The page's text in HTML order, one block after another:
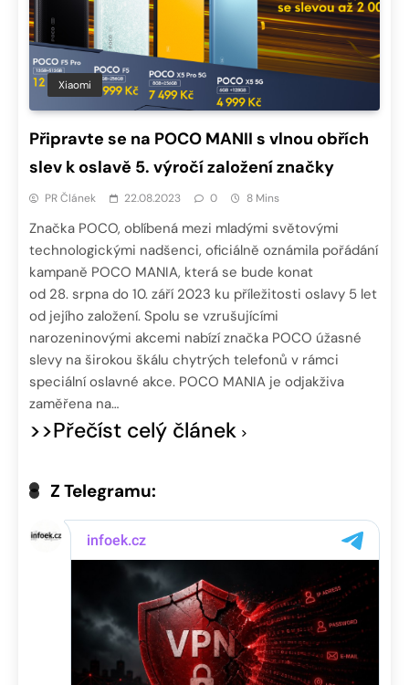
Xiaomi
Připravte se na POCO MANII s vlnou obřích
slev k oslavě 5. výročí založení značky
PR Článek 22.08.2023 0 8 Mins
Značka POCO, oblíbená mezi mladými světovými
technologickými nadšenci, oficiálně oznámila pořádání
kampaně POCO MANIA, která se bude konat
od 28. srpna do 10. září 2023 ku příležitosti oslavy 5 let
od jejího založení. Spolu se vzrušujícími
narozeninovými akcemi nabízí značka POCO úžasné
slevy na širokou škálu chytrých telefonů v rámci
speciální oslavné akce. POCO MANIA je odjakživa
zaměřena na…
>>Přečíst celý článek
Z Telegramu: